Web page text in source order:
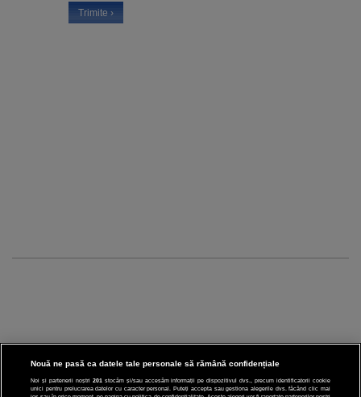
Nouă ne pasă ca datele tale personale să rămână confidențiale
Noi și partenerii noștri 201 stocăm și/sau accesăm informații pe dispozitivul dvs., precum identificatorii cookie
unici pentru prelucrarea datelor cu caracter personal. Puteți accepta sau gestiona alegerile dvs. făcând clic mai